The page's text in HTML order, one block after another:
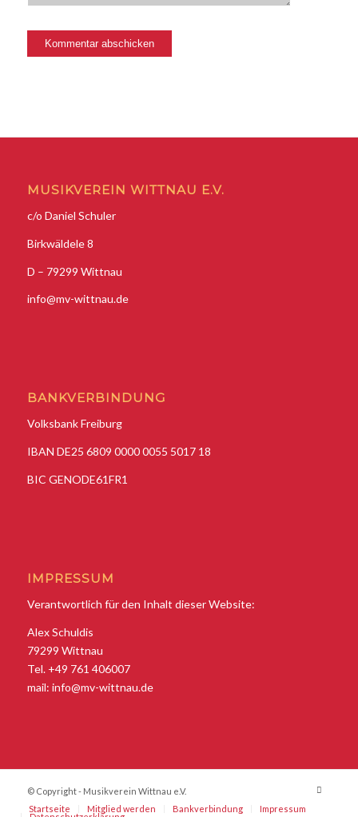
MUSIKVEREIN WITTNAU E.V.
c/o Daniel Schuler
Birkwäldele 8
D – 79299 Wittnau
info@mv-wittnau.de
BANKVERBINDUNG
Volksbank Freiburg
IBAN DE25 6809 0000 0055 5017 18
BIC GENODE61FR1
IMPRESSUM
Verantwortlich für den Inhalt dieser Website:
Alex Schuldis
79299 Wittnau
Tel. +49 761 406007
mail: info@mv-wittnau.de
© Copyright - Musikverein Wittnau e.V.
Startseite
Mitglied werden Bankverbindung Impressum